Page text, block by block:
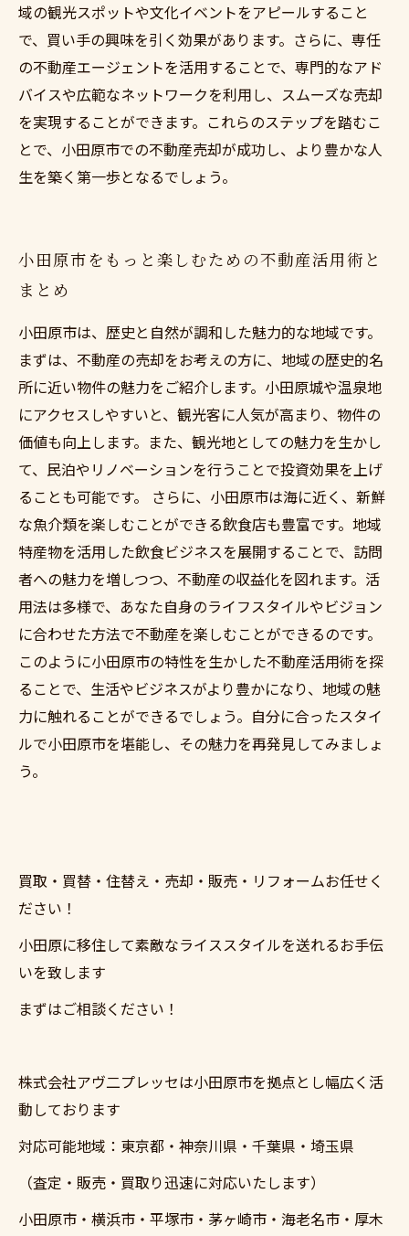
域の観光スポットや文化イベントをアピールすること
で、買い手の興味を引く効果があります。さらに、専任
の不動産エージェントを活用することで、専門的なアド
バイスや広範なネットワークを利用し、スムーズな売却
を実現することができます。これらのステップを踏むこ
とで、小田原市での不動産売却が成功し、より豊かな人
生を築く第一歩となるでしょう。
小田原市をもっと楽しむための不動産活用術と
まとめ
小田原市は、歴史と自然が調和した魅力的な地域です。
まずは、不動産の売却をお考えの方に、地域の歴史的名
所に近い物件の魅力をご紹介します。小田原城や温泉地
にアクセスしやすいと、観光客に人気が高まり、物件の
価値も向上します。また、観光地としての魅力を生かし
て、民泊やリノベーションを行うことで投資効果を上げ
ることも可能です。 さらに、小田原市は海に近く、新鮮
な魚介類を楽しむことができる飲食店も豊富です。地域
特産物を活用した飲食ビジネスを展開することで、訪問
者への魅力を増しつつ、不動産の収益化を図れます。活
用法は多様で、あなた自身のライフスタイルやビジョン
に合わせた方法で不動産を楽しむことができるのです。
このように小田原市の特性を生かした不動産活用術を探
ることで、生活やビジネスがより豊かになり、地域の魅
力に触れることができるでしょう。自分に合ったスタイ
ルで小田原市を堪能し、その魅力を再発見してみましょ
う。
買取・買替・住替え・売却・販売・リフォームお任せく
ださい！
小田原に移住して素敵なライススタイルを送れるお手伝
いを致します
まずはご相談ください！
株式会社アヴ二プレッセは小田原市を拠点とし幅広く活
動しております
対応可能地域：東京都・神奈川県・千葉県・埼玉県
（査定・販売・買取り迅速に対応いたします）
小田原市・横浜市・平塚市・茅ヶ崎市・海老名市・厚木